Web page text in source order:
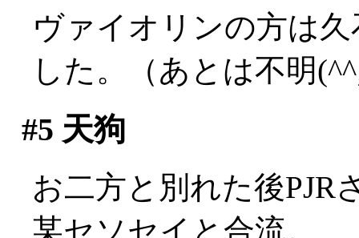
ヴァイオリンの方は
した。（あとは不明
#5 天狗
お二方と別れた後PJR
某セソセイと合流。